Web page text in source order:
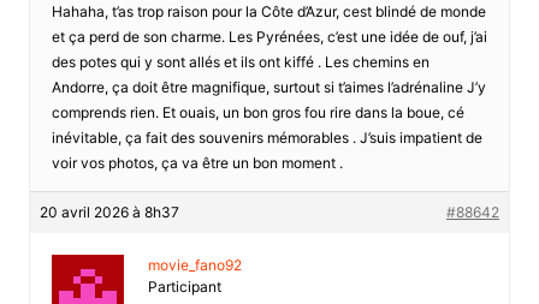
Hahaha, t’as trop raison pour la Côte d’Azur, cest blindé de monde
et ça perd de son charme. Les Pyrénées, c’est une idée de ouf, j’ai
des potes qui y sont allés et ils ont kiffé . Les chemins en
Andorre, ça doit être magnifique, surtout si t’aimes l’adrénaline J’y
comprends rien. Et ouais, un bon gros fou rire dans la boue, cé
inévitable, ça fait des souvenirs mémorables . J’suis impatient de
voir vos photos, ça va être un bon moment .
20 avril 2026 à 8h37 #88642
movie_fano92
Participant